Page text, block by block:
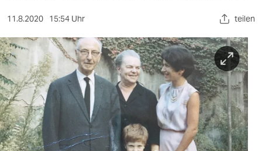
sport
berlin
nord
wahrheit
11.8.2020 15:54 Uhr teilen